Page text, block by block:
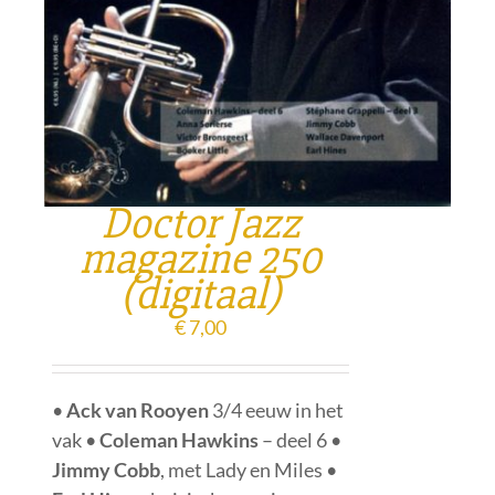
Doctor Jazz
magazine 250
(digitaal)
€7,00
•Ack van Rooyen3/4 eeuw in het
vak •Coleman Hawkins– deel 6 •
Jimmy Cobb, met Lady en Miles •